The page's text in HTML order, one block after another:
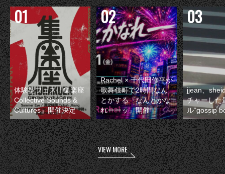
体験型フェス『集楽座
Collective Sounds &
Cultures』開催決定
Rachel × 千代田修平が
歌舞伎町で2時間なん
とかする『なんとかな
れーーッ』開催
jjean、
チャーした
ル“gossip
VIEW MORE